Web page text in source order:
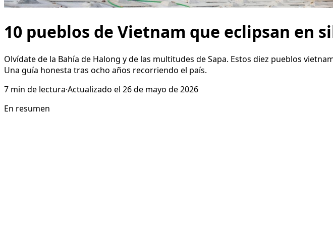
10 pueblos de Vietnam que eclipsan en
Olvídate de la Bahía de Halong y de las multitudes de Sapa. Estos diez pueblos
Una guía honesta tras ocho años recorriendo el país.
7 min de lectura·Actualizado el 26 de mayo de 2026
En resumen